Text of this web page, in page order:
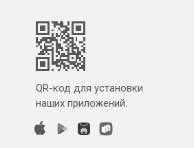
QR-код для установки
наших приложений.